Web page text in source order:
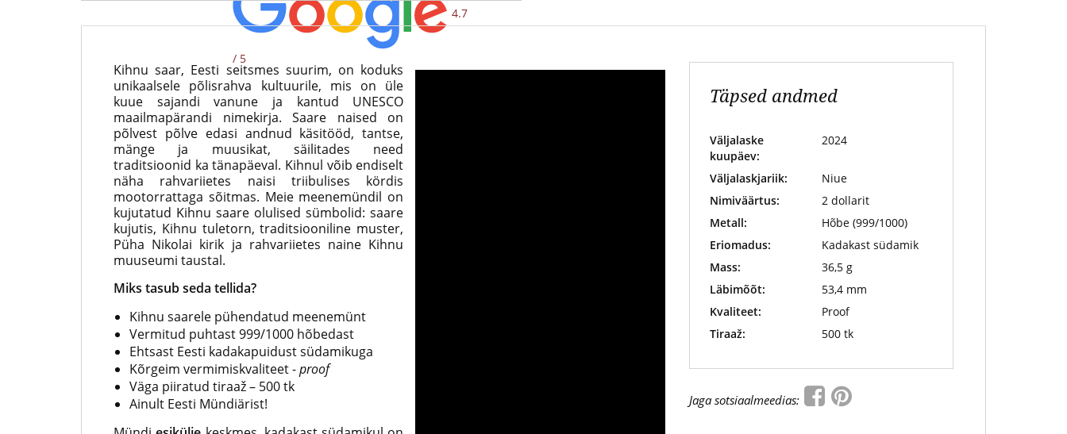
levitaja
4.7
/ 5
Kihnu saar, Eesti seitsmes suurim, on koduks
unikaalsele põlisrahva kultuurile, mis on üle
kuue sajandi vanune ja kantud UNESCO
maailmapärandi nimekirja. Saare naised on
põlvest põlve edasi andnud käsitööd, tantse,
mänge ja muusikat, säilitades need
traditsioonid ka tänapäeval. Kihnul võib endiselt
näha rahvariietes naisi triibulises kördis
mootorrattaga sõitmas. Meie meenemündil on
kujutatud Kihnu saare olulised sümbolid: saare
kujutis, Kihnu tuletorn, traditsiooniline muster,
Püha Nikolai kirik ja rahvariietes naine Kihnu
muuseumi taustal.
Miks tasub seda tellida?
Kihnu saarele pühendatud meenemünt
Vermitud puhtast 999/1000 hõbedast
Ehtsast Eesti kadakapuidust südamikuga
Kõrgeim vermimiskvaliteet -proof
Väga piiratud tiraaž – 500 tk
Ainult Eesti Mündiärist!
Täpsed andmed
Väljalaske
kuupäev:
2024
Väljalaskjariik:
Niue
Nimiväärtus:
2 dollarit
Metall:
Hõbe (999/1000)
Eriomadus:
Kadakast südamik
Mass:
36,5 g
Läbimõõt:
53,4 mm
Kvaliteet:
Proof
Tiraaž:
500 tk
Jaga sotsiaalmeedias: